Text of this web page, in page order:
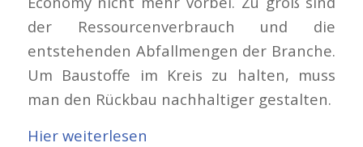
der Ressourcenverbrauch und die
entstehenden Abfallmengen der Branche.
Um Baustoffe im Kreis zu halten, muss
man den Rückbau nachhaltiger gestalten.
Hier weiterlesen